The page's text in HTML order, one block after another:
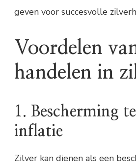
geven voor succesvolle
Voordelen
handelen in
1. Bescherming
inflatie
Zilver kan dienen als een